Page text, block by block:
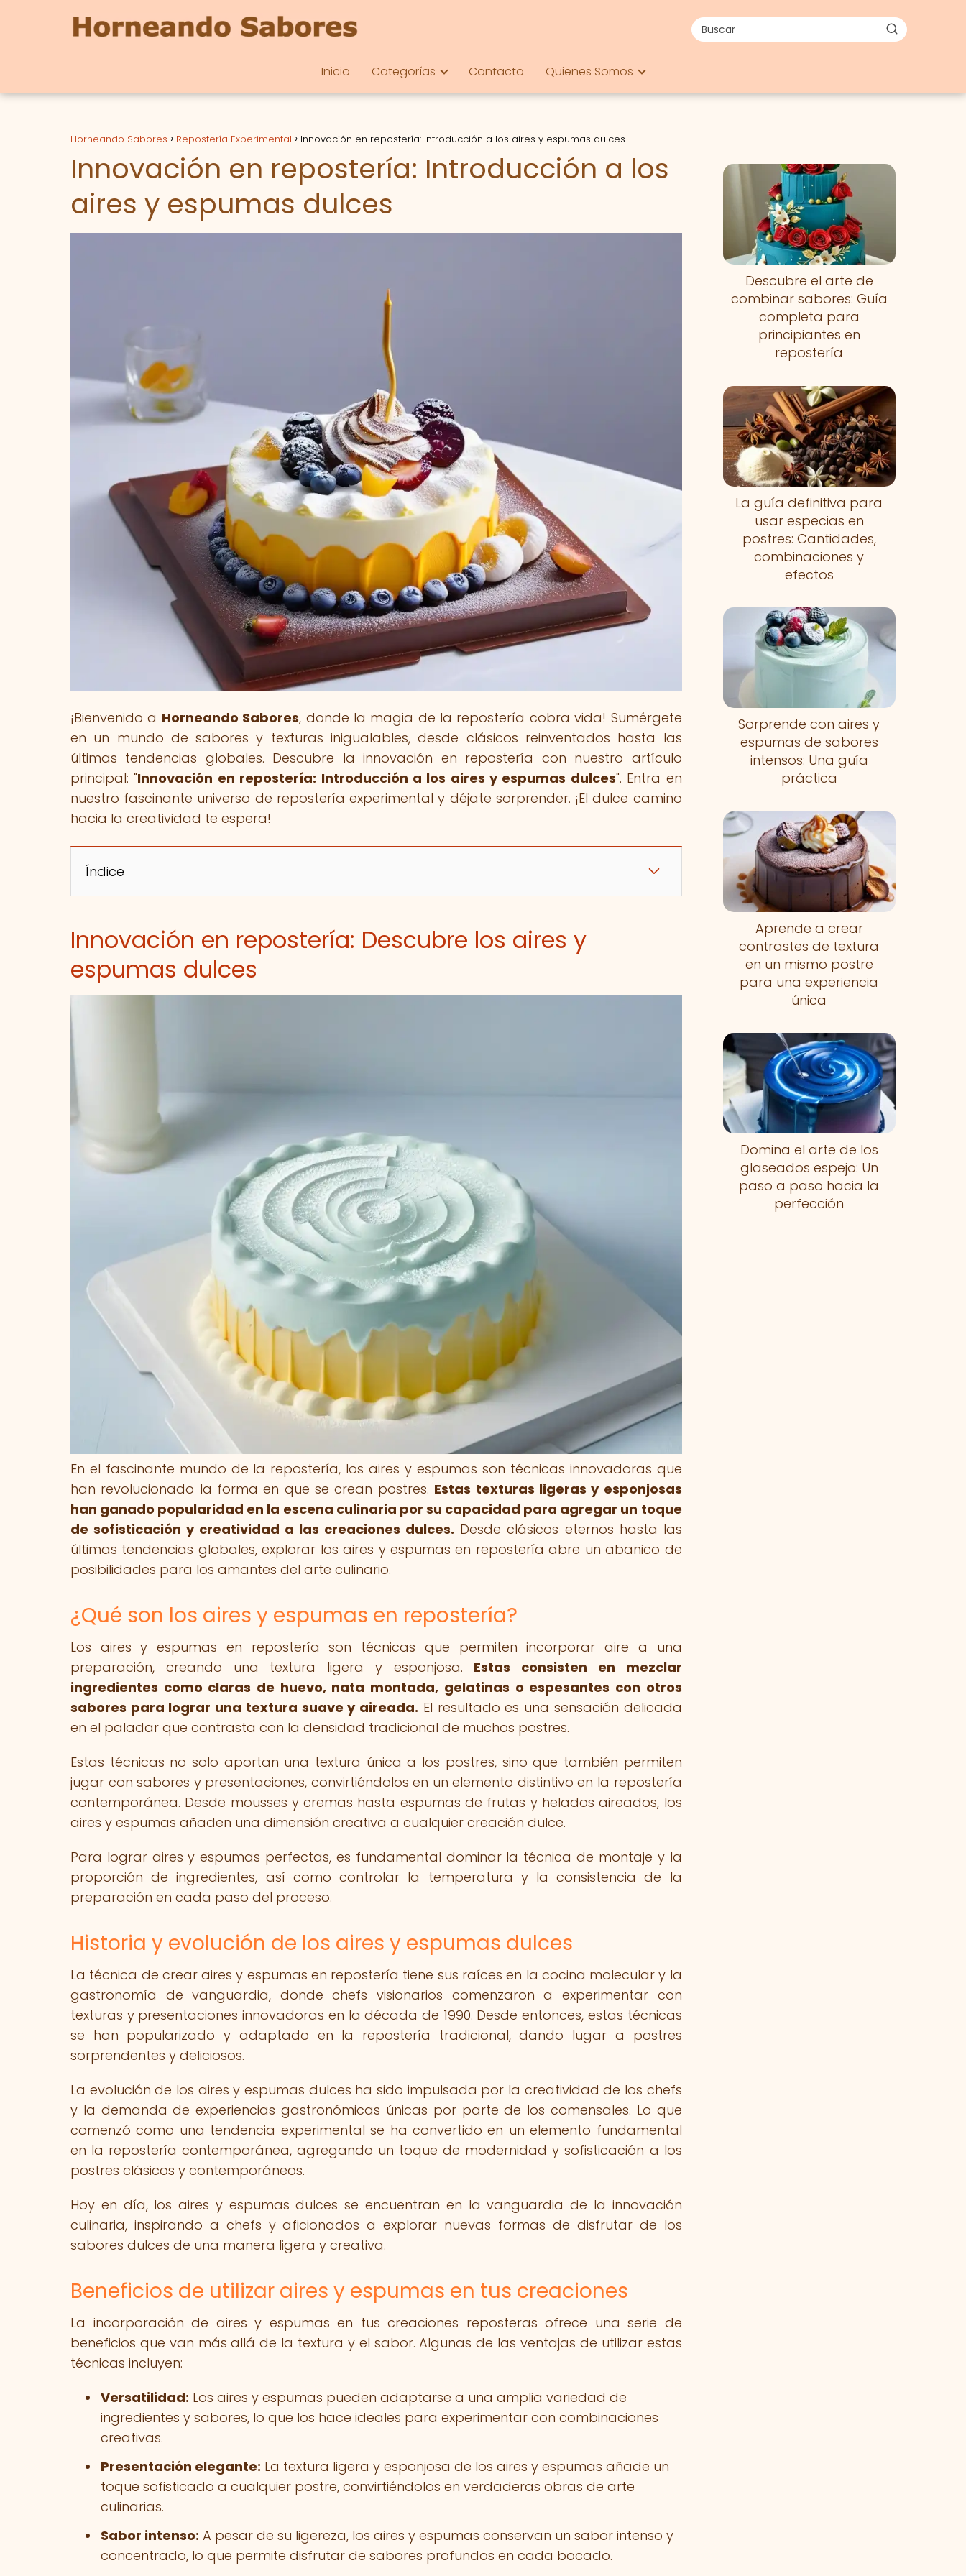
Inicio Categorías Contacto Quienes Somos
Horneando Sabores Repostería Experimental Innovación en repostería: Introducción a los aires y espumas dulces
Innovación en repostería: Introducción a los
aires y espumas dulces
¡Bienvenido a Horneando Sabores, donde la magia de la repostería cobra vida! Sumérgete
en un mundo de sabores y texturas inigualables, desde clásicos reinventados hasta las
últimas tendencias globales. Descubre la innovación en repostería con nuestro artículo
principal: "Innovación en repostería: Introducción a los aires y espumas dulces". Entra en
nuestro fascinante universo de repostería experimental y déjate sorprender. ¡El dulce camino
hacia la creatividad te espera!
Índice
Innovación en repostería: Descubre los aires y
espumas dulces
En el fascinante mundo de la repostería, los aires y espumas son técnicas innovadoras que
han revolucionado la forma en que se crean postres. Estas texturas ligeras y esponjosas
han ganado popularidad en la escena culinaria por su capacidad para agregar un toque
de sofisticación y creatividad a las creaciones dulces. Desde clásicos eternos hasta las
últimas tendencias globales, explorar los aires y espumas en repostería abre un abanico de
posibilidades para los amantes del arte culinario.
¿Qué son los aires y espumas en repostería?
Los aires y espumas en repostería son técnicas que permiten incorporar aire a una
preparación, creando una textura ligera y esponjosa. Estas consisten en mezclar
ingredientes como claras de huevo, nata montada, gelatinas o espesantes con otros
sabores para lograr una textura suave y aireada. El resultado es una sensación delicada
en el paladar que contrasta con la densidad tradicional de muchos postres.
Estas técnicas no solo aportan una textura única a los postres, sino que también permiten
jugar con sabores y presentaciones, convirtiéndolos en un elemento distintivo en la repostería
contemporánea. Desde mousses y cremas hasta espumas de frutas y helados aireados, los
aires y espumas añaden una dimensión creativa a cualquier creación dulce.
Para lograr aires y espumas perfectas, es fundamental dominar la técnica de montaje y la
proporción de ingredientes, así como controlar la temperatura y la consistencia de la
preparación en cada paso del proceso.
Historia y evolución de los aires y espumas dulces
La técnica de crear aires y espumas en repostería tiene sus raíces en la cocina molecular y la
gastronomía de vanguardia, donde chefs visionarios comenzaron a experimentar con
texturas y presentaciones innovadoras en la década de 1990. Desde entonces, estas técnicas
se han popularizado y adaptado en la repostería tradicional, dando lugar a postres
sorprendentes y deliciosos.
La evolución de los aires y espumas dulces ha sido impulsada por la creatividad de los chefs
y la demanda de experiencias gastronómicas únicas por parte de los comensales. Lo que
comenzó como una tendencia experimental se ha convertido en un elemento fundamental
en la repostería contemporánea, agregando un toque de modernidad y sofisticación a los
postres clásicos y contemporáneos.
Hoy en día, los aires y espumas dulces se encuentran en la vanguardia de la innovación
culinaria, inspirando a chefs y aficionados a explorar nuevas formas de disfrutar de los
sabores dulces de una manera ligera y creativa.
Beneficios de utilizar aires y espumas en tus creaciones
La incorporación de aires y espumas en tus creaciones reposteras ofrece una serie de
beneficios que van más allá de la textura y el sabor. Algunas de las ventajas de utilizar estas
técnicas incluyen:
Versatilidad: Los aires y espumas pueden adaptarse a una amplia variedad de
ingredientes y sabores, lo que los hace ideales para experimentar con combinaciones
creativas.
Presentación elegante: La textura ligera y esponjosa de los aires y espumas añade un
toque sofisticado a cualquier postre, convirtiéndolos en verdaderas obras de arte
culinarias.
Sabor intenso: A pesar de su ligereza, los aires y espumas conservan un sabor intenso y
concentrado, lo que permite disfrutar de sabores profundos en cada bocado.
Descubre el arte de
combinar sabores: Guía
completa para
principiantes en
repostería
La guía definitiva para
usar especias en
postres: Cantidades,
combinaciones y
efectos
Sorprende con aires y
espumas de sabores
intensos: Una guía
práctica
Aprende a crear
contrastes de textura
en un mismo postre
para una experiencia
única
Domina el arte de los
glaseados espejo: Un
paso a paso hacia la
perfección